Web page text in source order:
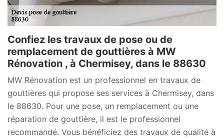
Confiez les travaux de pose ou de
remplacement de gouttières à MW
Rénovation , à Chermisey, dans le 88630
MW Rénovation est un professionnel en travaux de
gouttières qui propose ses services à Chermisey, dans
le 88630. Pour une pose, un remplacement ou une
réparation de gouttière, il est le professionnel
recommandé. Vous bénéficiez des travaux de qualité à